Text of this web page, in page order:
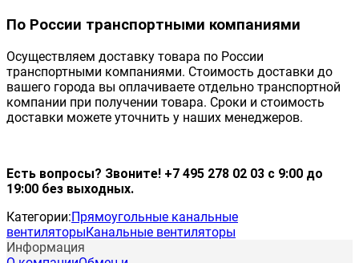
По России транспортными компаниями
Осуществляем доставку товара по России
транспортными компаниями. Стоимость доставки до
вашего города вы оплачиваете отдельно транспортной
компании при получении товара. Сроки и стоимость
доставки можете уточнить у наших менеджеров.
Есть вопросы? Звоните! +7 495 278 02 03 с 9:00 до
19:00 без выходных.
Категории:Прямоугольные канальные
вентиляторыКанальные вентиляторы
Информация